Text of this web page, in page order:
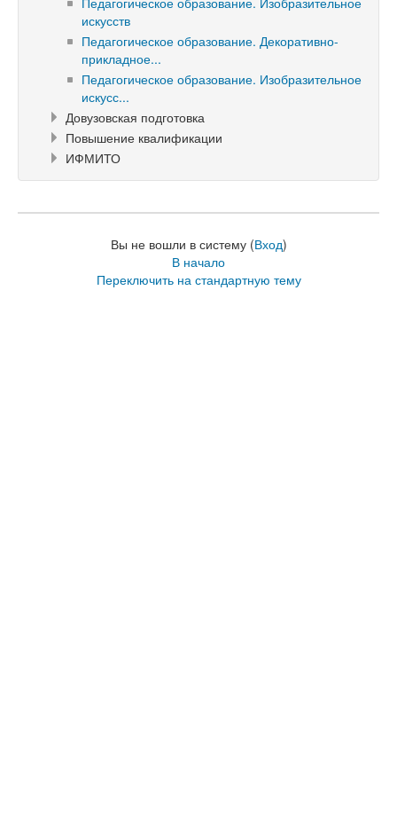
искусств
Педагогическое образование. Декоративно-
прикладное...
Педагогическое образование. Изобразительное
искусс...
Довузовская подготовка
Повышение квалификации
ИФМИТО
Вы не вошли в систему (Вход)
В начало
Переключить на стандартную тему